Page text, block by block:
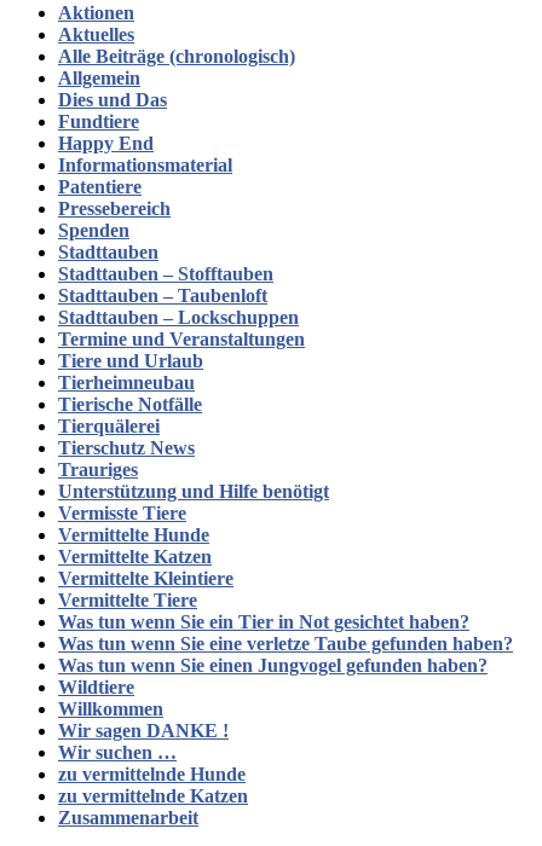
Aktionen
Aktuelles
Alle Beiträge (chronologisch)
Allgemein
Dies und Das
Fundtiere
Happy End
Informationsmaterial
Patentiere
Pressebereich
Spenden
Stadttauben
Stadttauben – Stofftauben
Stadttauben – Taubenloft
Stadttauben – Lockschuppen
Termine und Veranstaltungen
Tiere und Urlaub
Tierheimneubau
Tierische Notfälle
Tierquälerei
Tierschutz News
Trauriges
Unterstützung und Hilfe benötigt
Vermisste Tiere
Vermittelte Hunde
Vermittelte Katzen
Vermittelte Kleintiere
Vermittelte Tiere
Was tun wenn Sie ein Tier in Not gesichtet haben?
Was tun wenn Sie eine verletze Taube gefunden haben?
Was tun wenn Sie einen Jungvogel gefunden haben?
Wildtiere
Willkommen
Wir sagen DANKE !
Wir suchen …
zu vermittelnde Hunde
zu vermittelnde Katzen
Zusammenarbeit